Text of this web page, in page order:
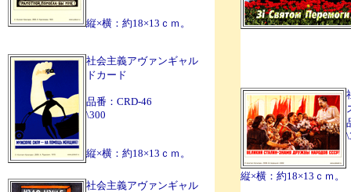
縦×横：約18×13ｃｍ。
社会主義アヴァンギャル
ドカード
品番：CRD-46
\300
縦×横：約18×13ｃｍ。
社会主義アヴァンギャル
縦×横：約18×13ｃｍ。